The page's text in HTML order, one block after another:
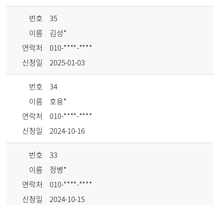
번호
35
이름
김성*
연락처
010-****-****
신청일
2025-01-03
번호
34
이름
호용*
연락처
010-****-****
신청일
2024-10-16
번호
33
이름
정병*
연락처
010-****-****
신청일
2024-10-15